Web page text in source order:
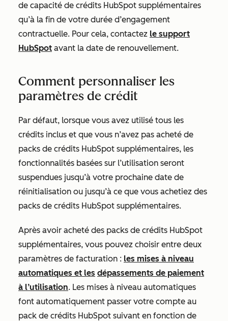
de capacité de crédits HubSpot supplémentaires
qu’à la fin de votre durée d’engagement
contractuelle. Pour cela, contactez le support
HubSpot avant la date de renouvellement.
Comment personnaliser les
paramètres de crédit
Par défaut, lorsque vous avez utilisé tous les
crédits inclus et que vous n’avez pas acheté de
packs de crédits HubSpot supplémentaires, les
fonctionnalités basées sur l’utilisation seront
suspendues jusqu’à votre prochaine date de
réinitialisation ou jusqu’à ce que vous achetiez des
packs de crédits HubSpot supplémentaires.
Après avoir acheté des packs de crédits HubSpot
supplémentaires, vous pouvez choisir entre deux
paramètres de facturation : les mises à niveau
automatiques et les dépassements de paiement
à l’utilisation. Les mises à niveau automatiques
font automatiquement passer votre compte au
pack de crédits HubSpot suivant en fonction de